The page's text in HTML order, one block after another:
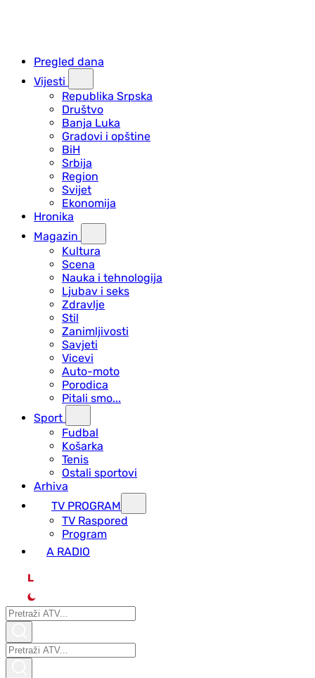
Pregled dana
Vijesti
Republika Srpska
Društvo
Banja Luka
Gradovi i opštine
BiH
Srbija
Region
Svijet
Ekonomija
Hronika
Magazin
Kultura
Scena
Nauka i tehnologija
Ljubav i seks
Zdravlje
Stil
Zanimljivosti
Savjeti
Vicevi
Auto-moto
Porodica
Pitali smo...
Sport
Fudbal
Košarka
Tenis
Ostali sportovi
Arhiva
TV PROGRAM
ТV Raspored
Program
A RADIO
L